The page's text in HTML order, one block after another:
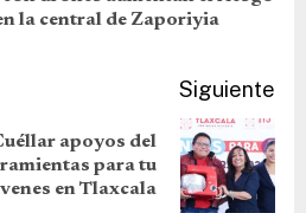
la central de Zaporiyia
Siguiente
apoyos del
para tu
en Tlaxcala